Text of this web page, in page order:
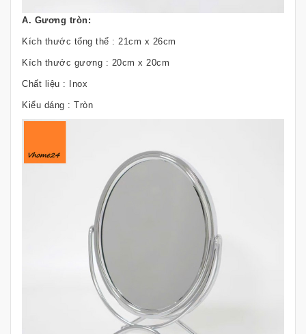
A. Gương tròn:
Kích thước tổng thể : 21cm x 26cm
Kích thước gương : 20cm x 20cm
Chất liệu : Inox
Kiểu dáng : Tròn